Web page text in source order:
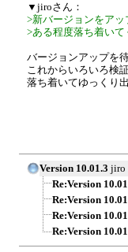
▼jiroさん：
>新バージョンをアッ
>ある程度落ち着いて
バージョンアップを
これからいろいろ検
落ち着いてゆっくり
Version 10.01.3 jiro
Re:Version
Re:Version
Re:Version
Re:Version